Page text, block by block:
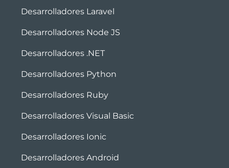
Desarrolladores Laravel
Desarrolladores Node JS
Desarrolladores .NET
Desarrolladores Python
Desarrolladores Ruby
Desarrolladores Visual Basic
Desarrolladores Ionic
Desarrolladores Android